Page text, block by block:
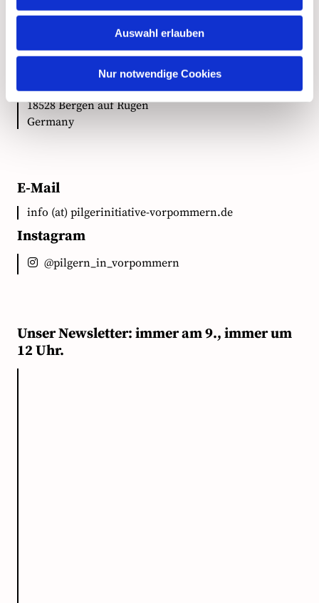
Auswahl erlauben
Nur notwendige Cookies
18528 Bergen auf Rügen
Germany
E-Mail
info (at) pilgerinitiative-vorpommern.de
Instagram
@pilgern_in_vorpommern
Unser Newsletter: immer am 9., immer um
12 Uhr.